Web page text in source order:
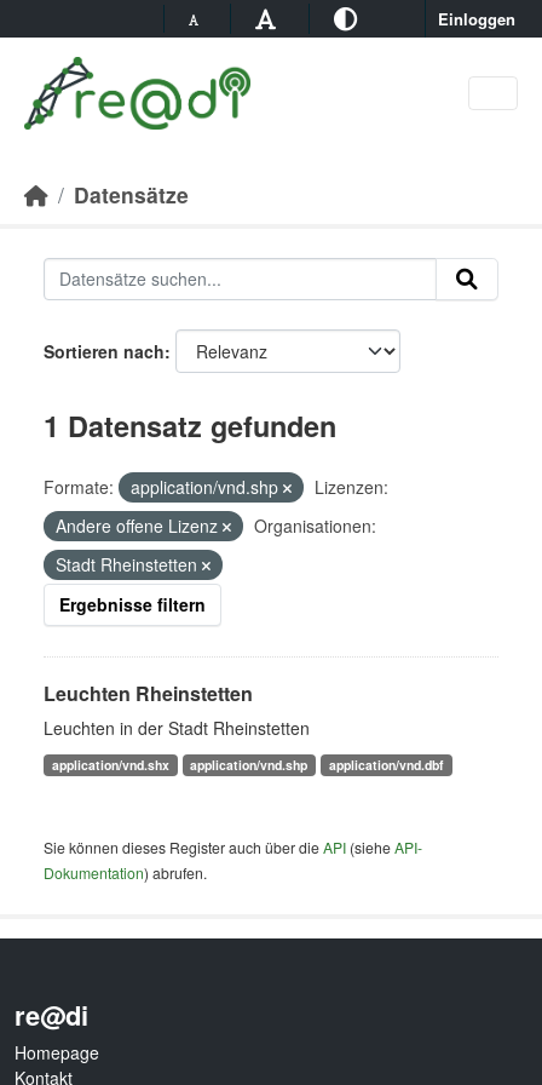
Einloggen
Datensätze
Sortieren nach
1 Datensatz gefunden
Formate: application/vnd.shp
Lizenzen:
Andere offene Lizenz
Organisationen:
Stadt Rheinstetten
Ergebnisse filtern
Leuchten Rheinstetten
Leuchten in der Stadt Rheinstetten
application/vnd.shx application/vnd.shp application/vnd.dbf
Sie können dieses Register auch über dieAPI (sieheAPI-
Dokumentation) abrufen.
re@di
Homepage
Kontakt